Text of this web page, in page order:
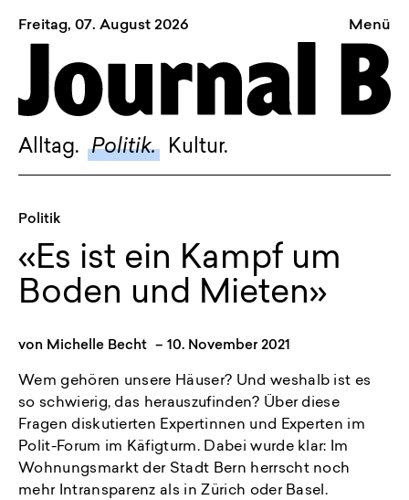
Freitag, 07. August 2026
Alltag. Politik. Kultur.
Menü
Sagt, was Bern bewegt
Alltag.
Politik.
Kultur.
Dossier.
Suche.
INSTAGRAM
BLUESKY
Politik
«Es ist ein Kampf um
Boden und Mieten»
von Michelle Becht – 10. November 2021
Wem gehören unsere Häuser? Und weshalb ist es
so schwierig, das herauszufinden? Über diese
Fragen diskutierten Expertinnen und Experten im
Polit-Forum im Käfigturm. Dabei wurde klar: Im
Wohnungsmarkt der Stadt Bern herrscht noch
mehr Intransparenz als in Zürich oder Basel.